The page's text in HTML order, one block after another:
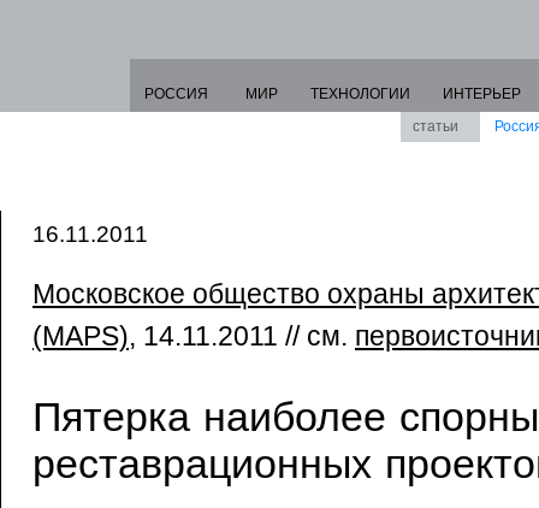
РОССИЯ МИР ТЕХНОЛОГИИ
ИНТЕРЬЕР
статьи
16.11.2011
Московское общество охраны
(MAPS), 14.11.2011 // см.
Пятерка наиболее
реставрационных